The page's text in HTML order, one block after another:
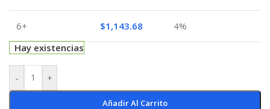
6+ $1,143.68
4%
Hay existencias
- +
Añadir Al Carrito